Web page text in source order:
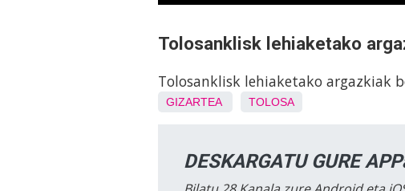
Tolosanklisk lehiaketako
Tolosanklisk lehiaketako argazkiak
GIZARTEA TOLOSA
DESKARGATU GURE